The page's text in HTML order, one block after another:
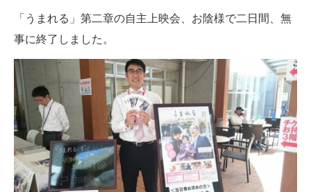
「うまれる」第二章の自主上映会、お陰様で二日間、無
事に終了しました。